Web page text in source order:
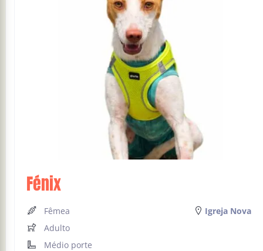
Fénix
Igreja Nova
Fêmea
Adulto
Médio porte